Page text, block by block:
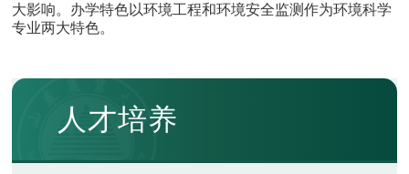
大影响。办学特色以环境工程和环境安全监测作为环境科学
专业两大特色。
人才培养